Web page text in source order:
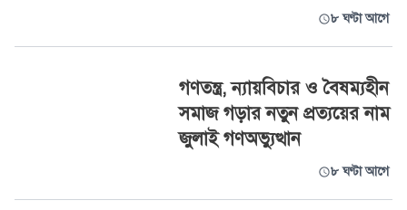
৮ ঘণ্টা আগে
গণতন্ত্র, ন্যায়বিচার ও বৈষম্যহীন
সমাজ গড়ার নতুন প্রত্যয়ের নাম
জুলাই গণঅভ্যুত্থান
৮ ঘণ্টা আগে